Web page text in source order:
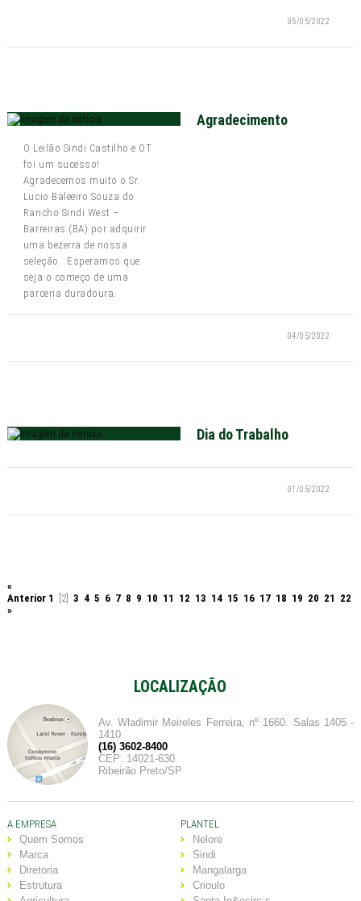
05/05/2022
Agradecimento
O Leilão Sindi Castilho e OT
foi um sucesso!
Agradecemos muito o Sr.
Lucio Baleeiro Souza do
Rancho Sindi West –
Barreiras (BA) por adquirir
uma bezerra de nossa
seleção. Esperamos que
seja o começo de uma
parceria duradoura.
04/05/2022
Dia do Trabalho
01/05/2022
«
Anterior 1 [2] 3 4 5 6 7 8 9 10 11 12 13 14 15 16 17 18 19 20 21 22
»
LOCALIZAÇÃO
Av. Wladimir Meireles Ferreira, nº 1660. Salas 1405 -
1410
(16) 3602-8400
CEP: 14021-630
Ribeirão Preto/SP
A EMPRESA
Quem Somos
Marca
Diretoria
Estrutura
PLANTEL
Nelore
Sindi
Mangalarga
Crioulo